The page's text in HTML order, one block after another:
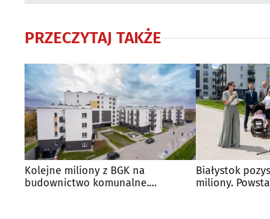
PRZECZYTAJ TAKŻE
Kolejne miliony z BGK na
budownictwo komunalne.
Białystok
miliony.